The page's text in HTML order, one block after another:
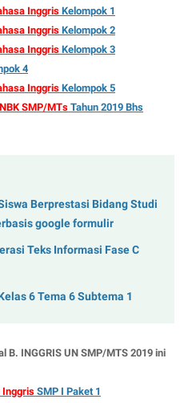
Inggris Kelompok 1
Inggris Kelompok 2
Inggris Kelompok 3
4
Inggris Kelompok 5
SMP/MTs Tahun 2019 Bhs
Berprestasi Bidang Studi
google formulir
Teks Informasi Fase C
6 Tema 6 Subtema 1
B. INGGRIS UN SMP/MTS 2019 ini
Inggris SMP I Paket 1